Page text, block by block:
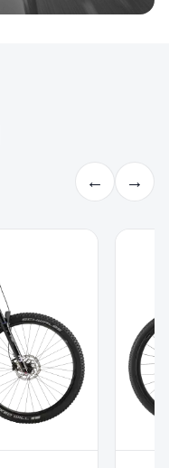
← →